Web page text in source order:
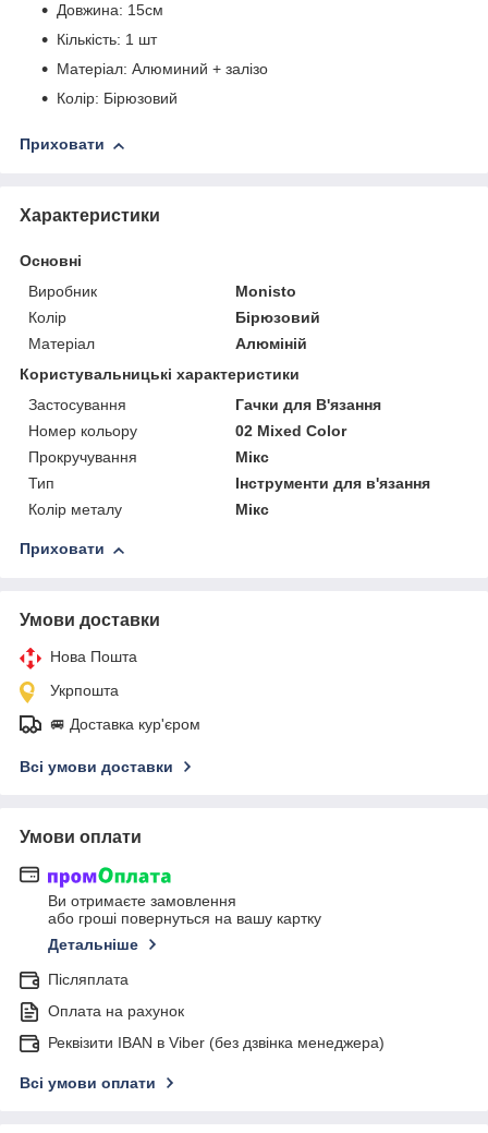
Довжина: 15см
Кількість: 1 шт
Матеріал: Алюминий + залізо
Колір: Бірюзовий
Приховати
Характеристики
Основні
Виробник
Monisto
Колір
Бірюзовий
Матеріал
Алюміній
Користувальницькі характеристики
Застосування
Гачки для В'язання
Номер кольору
02 Mixed Color
Прокручування
Мікс
Тип
Інструменти для в'язання
Колір металу
Мікс
Приховати
Умови доставки
Нова Пошта
Укрпошта
🚐 Доставка кур'єром
Всі умови доставки
Умови оплати
Ви отримаєте замовлення
або гроші повернуться на вашу картку
Детальніше
Післяплата
Оплата на рахунок
Реквізити IBAN в Viber (без дзвінка менеджера)
Всі умови оплати